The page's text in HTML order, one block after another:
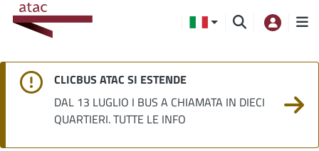
CLICBUS ATAC SI ESTENDE
DAL 13 LUGLIO I BUS A CHIAMATA IN DIECI
QUARTIERI. TUTTE LE INFO